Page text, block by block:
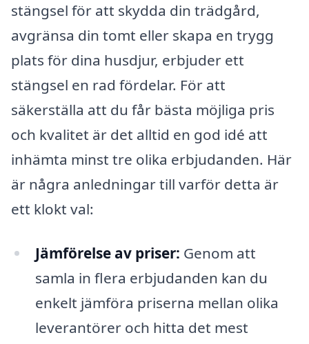
stängsel för att skydda din trädgård,
avgränsa din tomt eller skapa en trygg
plats för dina husdjur, erbjuder ett
stängsel en rad fördelar. För att
säkerställa att du får bästa möjliga pris
och kvalitet är det alltid en god idé att
inhämta minst tre olika erbjudanden. Här
är några anledningar till varför detta är
ett klokt val:
Jämförelse av priser: Genom att
samla in flera erbjudanden kan du
enkelt jämföra priserna mellan olika
leverantörer och hitta det mest